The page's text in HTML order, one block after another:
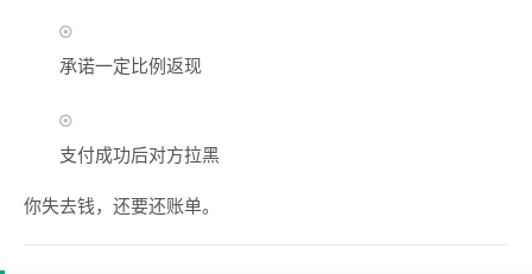
承诺一定比例返现
支付成功后对方拉黑
你失去钱，还要还账单。